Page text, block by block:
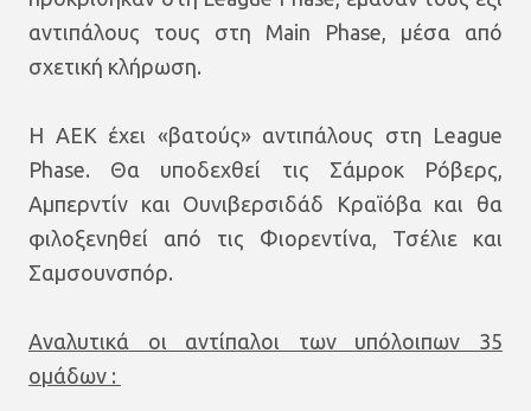
αντιπάλους τους στη Main Phase, μέσα από
σχετική κλήρωση.
Η ΑΕΚ έχει «βατούς» αντιπάλους στη League
Phase. Θα υποδεχθεί τις Σάμροκ Ρόβερς,
Αμπερντίν και Ουνιβερσιδάδ Κραϊόβα και θα
φιλοξενηθεί από τις Φιορεντίνα, Τσέλιε και
Σαμσουνσπόρ.
Αναλυτικά οι αντίπαλοι των υπόλοιπων 35
ομάδων :